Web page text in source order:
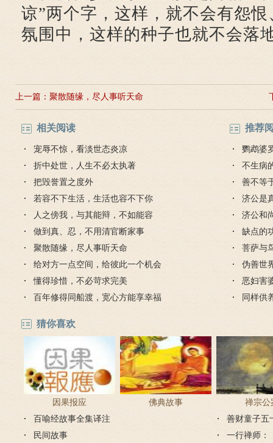
谅”两个字，这样，就不会有怨
氛围中，这样的种子也就不会落
上一篇： 聚散随缘，尽人事听天命
相关阅读
宠辱不惊，看淡世态炎凉
折中处世，人生不必太执著
把毁誉置之度外
若容不下生活，生活也容不下你
人之傍我，与其能辩，不如能容
做到真、忍，不用清官断家事
聚散随缘，尽人事听天命
给对方一点空间，给彼此一个机会
懂得珍惜，不必苛求完美
百年修得同船渡，宽心方能享幸福
推荐
鹦鹉婆
不生病
善不等
济公是
济公和
缺点的
菩萨与
伪善世
恶妇害
同样供
猜你喜欢
因果报应 佛典故事
禅宗公
百喻经故事全集译注
善财童子五
民间故事
一行禅师：